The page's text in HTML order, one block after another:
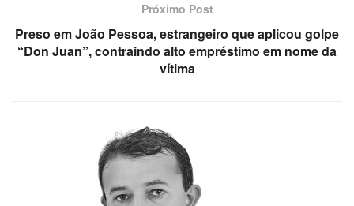
Próximo Post
Preso em João Pessoa, estrangeiro que aplicou golpe
“Don Juan”, contraindo alto empréstimo em nome da
vítima